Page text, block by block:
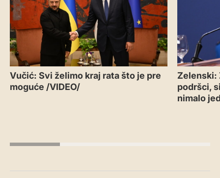
Vučić: Svi želimo kraj rata što je pre
moguće /VIDEO/
Zelenski:
podršci,
nimalo